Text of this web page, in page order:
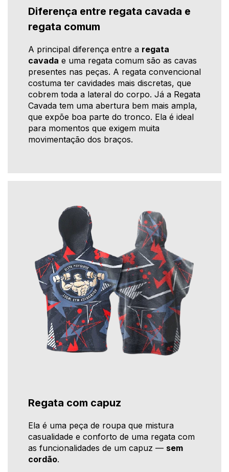
Diferença entre regata cavada e
regata comum
A principal diferença entre a regata
cavada e uma regata comum são as cavas
presentes nas peças. A regata convencional
costuma ter cavidades mais discretas, que
cobrem toda a lateral do corpo. Já a Regata
Cavada tem uma abertura bem mais ampla,
que expõe boa parte do tronco. Ela é ideal
para momentos que exigem muita
movimentação dos braços.
Regata com capuz
Ela é uma peça de roupa que mistura
casualidade e conforto de uma regata com
as funcionalidades de um capuz — sem
cordão.